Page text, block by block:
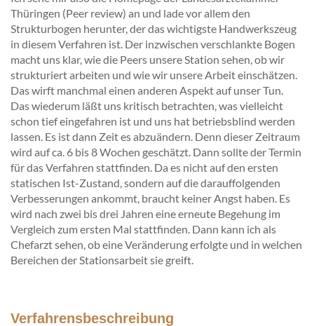
Thüringen (Peer review) an und lade vor allem den
Strukturbogen herunter, der das wichtigste Handwerkszeug
in diesem Verfahren ist. Der inzwischen verschlankte Bogen
macht uns klar, wie die Peers unsere Station sehen, ob wir
strukturiert arbeiten und wie wir unsere Arbeit einschätzen.
Das wirft manchmal einen anderen Aspekt auf unser Tun.
Das wiederum läßt uns kritisch betrachten, was vielleicht
schon tief eingefahren ist und uns hat betriebsblind werden
lassen. Es ist dann Zeit es abzuändern. Denn dieser Zeitraum
wird auf ca. 6 bis 8 Wochen geschätzt. Dann sollte der Termin
für das Verfahren stattfinden. Da es nicht auf den ersten
statischen Ist-Zustand, sondern auf die darauffolgenden
Verbesserungen ankommt, braucht keiner Angst haben. Es
wird nach zwei bis drei Jahren eine erneute Begehung im
Vergleich zum ersten Mal stattfinden. Dann kann ich als
Chefarzt sehen, ob eine Veränderung erfolgte und in welchen
Bereichen der Stationsarbeit sie greift.
Verfahrensbeschreibung